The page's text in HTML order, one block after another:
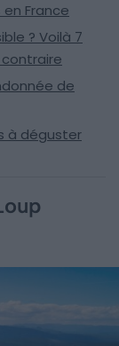
France
? Voilà 7
de
à déguster